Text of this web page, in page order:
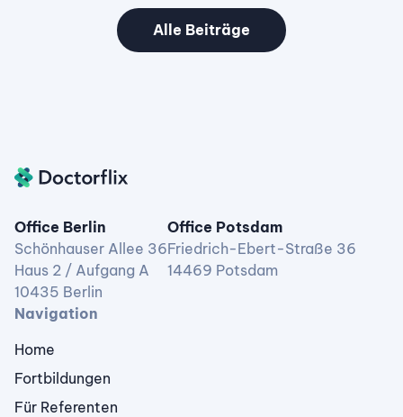
Alle Beiträge
Office Berlin
Schönhauser Allee 36
Haus 2 / Aufgang A
10435 Berlin
Office Potsdam
Friedrich-Ebert-Straße 36
14469 Potsdam
Navigation
Home
Fortbildungen
Für Referenten